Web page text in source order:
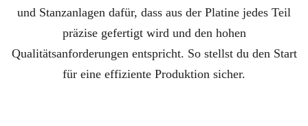
und Stanzanlagen dafür, dass aus der Platine jedes Teil
präzise gefertigt wird und den hohen
Qualitätsanforderungen entspricht. So stellst du den Start
für eine effiziente Produktion sicher.